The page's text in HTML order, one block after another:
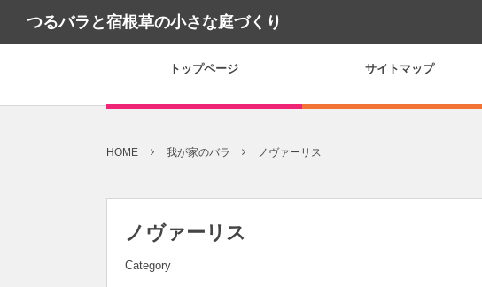
つるバラと宿根草の小さな庭づくり
トップページ サイトマップ
HOME 我が家のバラ ノヴァーリス
ノヴァーリス
Category